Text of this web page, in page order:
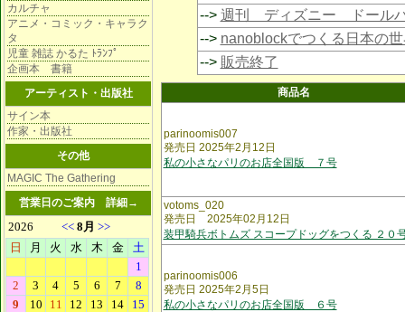
カルチャ
アニメ・コミック・キャラク
タ
児童 雑誌 かるた ﾄﾗﾝﾌﾟ
企画本 書籍
アーティスト・出版社
サイン本
作家・出版社
その他
MAGIC The Gathering
営業日のご案内 詳細→
--> 週刊 ディズニー ドール
--> nanoblockでつくる日本の
--> 販売終了
商品名
parinoomis007
発売日 2025年2月12日
私の小さなパリのお店全国版 ７号
votoms_020
発売日 2025年02月12日
装甲騎兵ボトムズ スコープドッグをつくる ２０
parinoomis006
発売日 2025年2月5日
私の小さなパリのお店全国版 ６号